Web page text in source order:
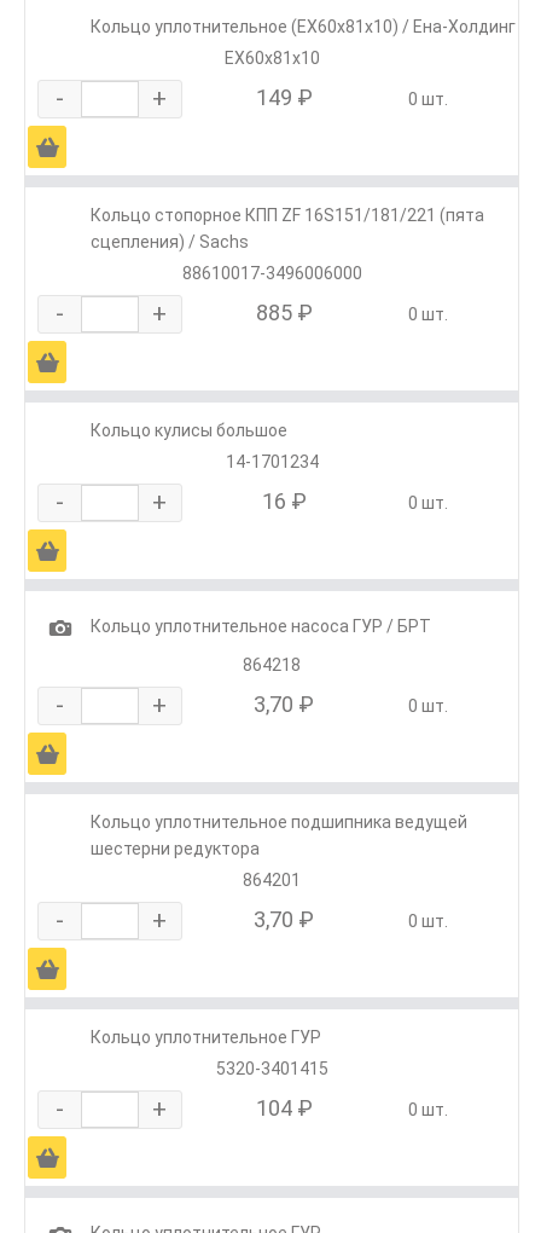
Кольцо уплотнительное (ЕХ60х81х10) / Ена-Холдинг
ЕХ60х81х10
- + 149 ₽ 0 шт.
Ä
Кольцо стопорное КПП ZF 16S151/181/221 (пята
сцепления) / Sachs
88610017-3496006000
- + 885 ₽ 0 шт.
Ä
Кольцо кулисы большое
14-1701234
- + 16 ₽ 0 шт.
Ä
1
Кольцо уплотнительное насоса ГУР / БРТ
864218
- + 3,70 ₽ 0 шт.
Ä
Кольцо уплотнительное подшипника ведущей
шестерни редуктора
864201
- + 3,70 ₽ 0 шт.
Ä
Кольцо уплотнительное ГУР
5320-3401415
- + 104 ₽ 0 шт.
Ä